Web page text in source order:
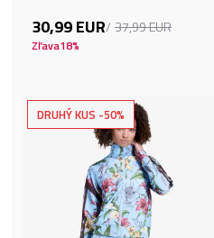
30,99EUR 37,99EUR
Zľava18%
DRUHÝ KUS -50%